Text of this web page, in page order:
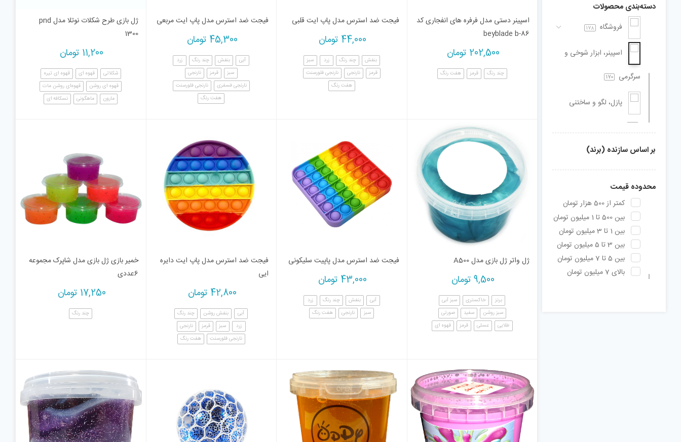
اسپینر دستی مدل فرفره های انفجاری کد
beyblade b-86
202,500 تومان
چند رنگ قرمز هفت رنگ
فیجت ضد استرس مدل پاپ ایت قلبی
44,000 تومان
بنفش چند رنگ زرد
سبز
قرمز
نارنجی
نارنجی فلورسنت
هفت رنگ
فیجت ضد استرس مدل پاپ ایت مربعی
45,300 تومان
آبی بنفش چند رنگ
زرد
سبز
قرمز
نارنجی
نارنجی فسفری
نارنجی فلورسنت
هفت رنگ
ژل بازی طرح شکلات نوتلا مدل pnd
1300
11,200 تومان
شکلاتی قهوه ای
قهوه ای تیره
قهوه ای روشن
قهوه‌ای روشن مات
مارون
ماهگونی نسکافه ای
ژل واتر ژل بازی مدل A500
9,500 تومان
برنز خاکستری
سبز آبی
سبز روشن
سفید
صورتی
طلایی
عسلی قرمز قهوه ای
فیجت ضد استرس مدل پاپیت سلیکونی
43,000 تومان
آبی بنفش چند رنگ
زرد
سبز
نارنجی هفت رنگ
فیجت ضد استرس مدل پاپ ایت دایره
ایی
42,800 تومان
آبی بنفش روشن
چند رنگ
زرد
سبز قرمز
نارنجی
نارنجی فلورسنت
هفت رنگ
خمیر بازی ژل بازی مدل شاپرک مجموعه
6عددی
17,250 تومان
چند رنگ
دسته‌بندی محصولات
فروشگاه 178
اسپینر، ابزار شوخی و
سرگرمی
170
پازل، لگو و ساختنی
تفنگ، تیر و لوازم بازی
فکری و آموزشی 169
بر اساس سازنده (برند)
محدوده قیمت
کمتر از 500 هزار تومان
بین 500 تا 1 میلیون تومان
بین 1 تا 3 میلیون تومان
بین 3 تا 5 میلیون تومان
بین 5 تا 7 میلیون تومان
بالای 7 میلیون تومان